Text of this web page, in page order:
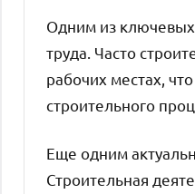
Одним из ключевых
труда. Часто
рабочих местах,
строительного
Еще одним
Строительная